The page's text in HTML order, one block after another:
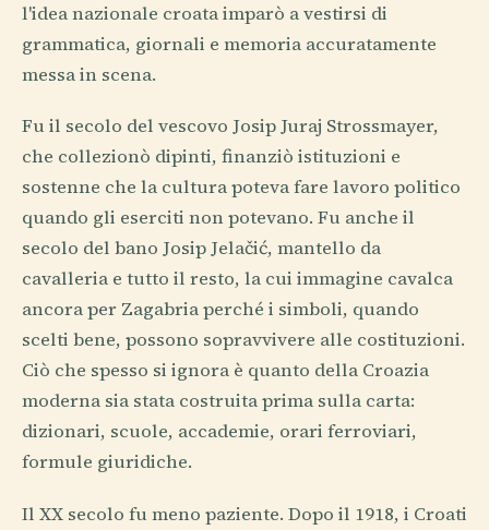
l'idea nazionale croata imparò a vestirsi di
grammatica, giornali e memoria accuratamente
messa in scena.
Fu il secolo del vescovo Josip Juraj Strossmayer,
che collezionò dipinti, finanziò istituzioni e
sostenne che la cultura poteva fare lavoro politico
quando gli eserciti non potevano. Fu anche il
secolo del bano Josip Jelačić, mantello da
cavalleria e tutto il resto, la cui immagine cavalca
ancora per Zagabria perché i simboli, quando
scelti bene, possono sopravvivere alle costituzioni.
Ciò che spesso si ignora è quanto della Croazia
moderna sia stata costruita prima sulla carta:
dizionari, scuole, accademie, orari ferroviari,
formule giuridiche.
Il XX secolo fu meno paziente. Dopo il 1918, i Croati